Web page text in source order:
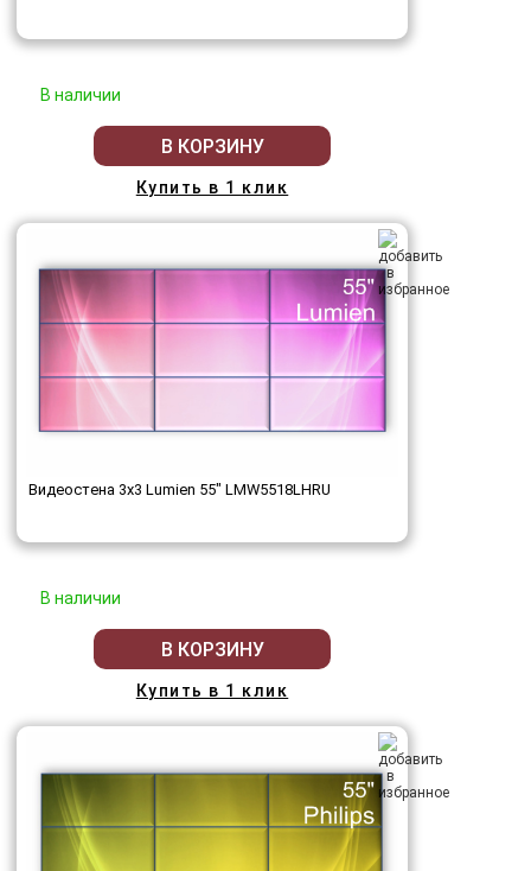
В наличии
В КОРЗИНУ
Купить в 1 клик
Видеостена 3x3 Lumien 55" LMW5518LHRU
В наличии
В КОРЗИНУ
Купить в 1 клик